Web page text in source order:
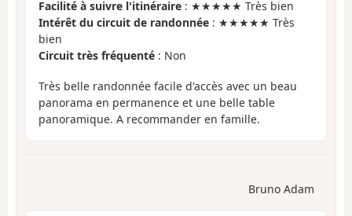
Facilité à suivre l'itinéraire : ★★★★★ Très bien
Intérêt du circuit de randonnée : ★★★★★ Très
bien
Circuit très fréquenté : Non
Très belle randonnée facile d'accès avec un beau
panorama en permanence et une belle table
panoramique. A recommander en famille.
Bruno Adam